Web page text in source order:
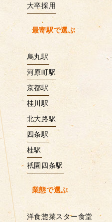
大卒採用
最寄駅で選ぶ
烏丸駅
河原町駅
京都駅
桂川駅
北大路駅
四条駅
桂駅
祇園四条駅
業態で選ぶ
洋食惣菜スター食堂